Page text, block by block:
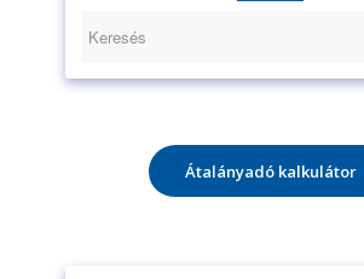
Átalányadó kalkulátor